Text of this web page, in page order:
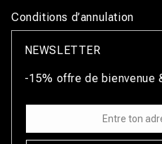
Conditions d’annulation
NEWSLETTER
-15% offre de bienvenue